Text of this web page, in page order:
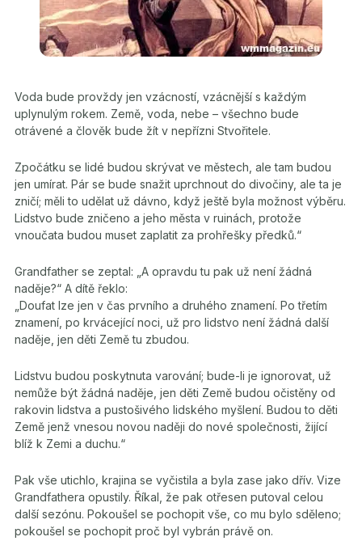
Voda bude provždy jen vzácností, vzácnější s každým
uplynulým rokem. Země, voda, nebe – všechno bude
otrávené a člověk bude žít v nepřízni Stvořitele.
Zpočátku se lidé budou skrývat ve městech, ale tam budou
jen umírat. Pár se bude snažit uprchnout do divočiny, ale ta je
zničí; měli to udělat už dávno, když ještě byla možnost výběru.
Lidstvo bude zničeno a jeho města v ruinách, protože
vnoučata budou muset zaplatit za prohřešky předků.“
Grandfather se zeptal: „A opravdu tu pak už není žádná
naděje?“ A dítě řeklo:
„Doufat lze jen v čas prvního a druhého znamení. Po třetím
znamení, po krvácející noci, už pro lidstvo není žádná další
naděje, jen děti Země tu zbudou.
Lidstvu budou poskytnuta varování; bude-li je ignorovat, už
nemůže být žádná naděje, jen děti Země budou očistěny od
rakovin lidstva a pustošivého lidského myšlení. Budou to děti
Země jenž vnesou novou naději do nové společnosti, žijící
blíž k Zemi a duchu.“
Pak vše utichlo, krajina se vyčistila a byla zase jako dřív. Vize
Grandfathera opustily. Říkal, že pak otřesen putoval celou
další sezónu. Pokoušel se pochopit vše, co mu bylo sděleno;
pokoušel se pochopit proč byl vybrán právě on.